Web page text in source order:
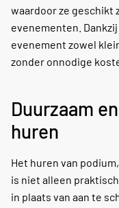
waardoor ze geschikt
evenementen.
evenement zowel
zonder onnodige
Duurzaam
huren
Het huren van
is niet alleen
in plaats van aan te